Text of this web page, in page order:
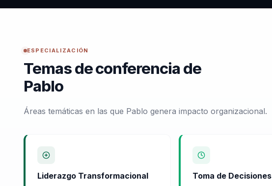
ESPECIALIZACIÓN
Temas de conferencia de
Pablo
Áreas temáticas en las que Pablo genera impacto organizacional.
Liderazgo Transformacional Toma de Decisiones